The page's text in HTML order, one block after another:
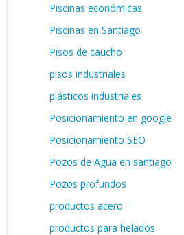
Piscinas económicas
Piscinas en Santiago
Pisos de caucho
pisos industriales
plásticos industriales
Posicionamiento en google
Posicionamiento SEO
Pozos de Agua en santiago
Pozos profundos
productos acero
productos para helados